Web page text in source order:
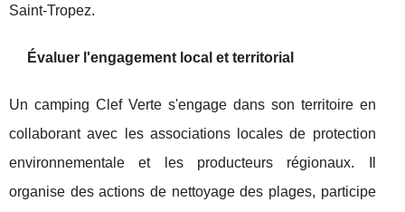
Saint-Tropez.
Évaluer l'engagement local et territorial
Un camping Clef Verte s'engage dans son territoire en
collaborant avec les associations locales de protection
environnementale et les producteurs régionaux. Il
organise des actions de nettoyage des plages, participe